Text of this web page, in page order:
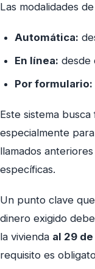
Las modalidades
Automática:
En línea: desde
Por formulario:
Este sistema
especialmente
llamados
específicas.
Un punto clave
dinero exigido
la vivienda al 29
requisito es